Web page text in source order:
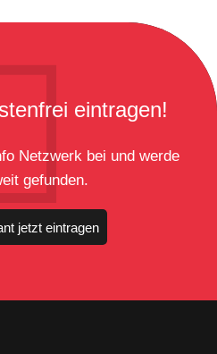
eintragen!
Netzwerk bei und werde
gefunden.
jetzt eintragen